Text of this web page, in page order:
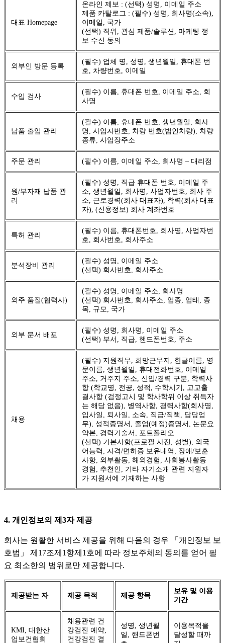
대표 Homepage
온라인 제보 : (선택) 성명, 이메일 주소
제품 카탈로그 : (필수) 성명, 회사명(소속),
이메일, 국가
(선택) 직위, 관심 제품/솔루션, 마케팅 정
보 수신 동의
외부인 방문 등록
(필수) 업체 명, 성명, 생년월일, 휴대폰 번
호, 차량번호, 이메일
수입 검사
(필수) 이름, 휴대폰 번호, 이메일 주소, 회
사명
납품 출입 관리
(필수) 이름, 휴대폰 번호, 생년월일, 회사
명, 사업자번호, 차량 번호(법인차량), 차량
종류, 사업장주소
주문 관리 (필수) 이름, 이메일 주소, 회사명 – 대리점
원/부자재 납품 관
리
(필수) 성명, 직급 휴대폰 번호, 이메일 주
소, 생년월일, 회사명, 사업자번호, 회사 주
소, 근로경력(회사 대표자), 학력(회사 대표
자), (신용정보) 회사 계좌번호
특허 관리
(필수) 이름, 휴대폰번호, 회사명, 사업자번
호, 회사번호, 회사주소
분석장비 관리
(필수) 성명, 이메일 주소
(선택) 회사번호, 회사주소
외주 품질(협력사)
(필수) 성명, 이메일 주소, 회사명
(선택) 회사번호, 회사주소, 업종, 업태, 종
목, 규모, 국가
외부 문서 배포
(필수) 성명, 회사명, 이메일 주소
(선택) 부서, 직급, 핸드폰번호, 주소
채용
(필수) 지원직무, 희망근무지, 한글이름, 영
문이름, 생년월일, 휴대전화번호, 이메일
주소, 거주지 주소, 신입/경력 구분, 학력사
항 (학교명, 전공, 성적, 수학시기, 고교출
결사항 (검정고시 및 학사학위 이상 취득자
는 해당 없음), 병역사항, 경력사항(회사명,
입사일, 퇴사일, 소속, 직급/직책, 담당업
무), 성적증명서, 졸업(예정)증명서, 논문요
약본, 경력기술서, 포트폴리오
(선택) 기본사항(프로필 사진, 성별), 외국
어능력, 자격/면허증 보유내역, 장애/보훈
사항, 외부활동, 해외경험, 사회봉사활동
경험, 추천인, 기타 자기소개 관련 지원자
가 지원서에 기재하는 사항
4. 개인정보의 제3자 제공
회사는 원활한 서비스 제공을 위해 다음의 경우 「개인정보 보
호법」 제17조제1항제1호에 따라 정보주체의 동의를 얻어 필
요 최소한의 범위로만 제공합니다.
제공받는 자 제공 목적 제공 항목
보유 및 이용
기간
KMI, 대한산
업보건협회
채용관련 건
강검진 예약,
건강검진 결
성명, 생년월
일, 핸드폰번
이용목적을
달성할 때까